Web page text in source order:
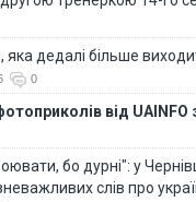
яка дедалі більше
0
від UAINFO
бо дурні": у
слів про